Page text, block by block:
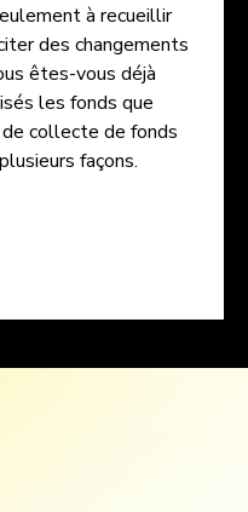
à recueillir
des changements
êtes-vous déjà
les fonds que
collecte de fonds
façons.